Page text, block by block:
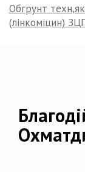
Обгрунт
(лінкоміцин)